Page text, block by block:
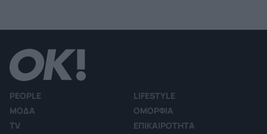
PEOPLE
LIFESTYLE
ΜΟΔΑ
ΟΜΟΡΦΙΑ
TV
ΕΠΙΚΑΙΡΟΤΗΤΑ